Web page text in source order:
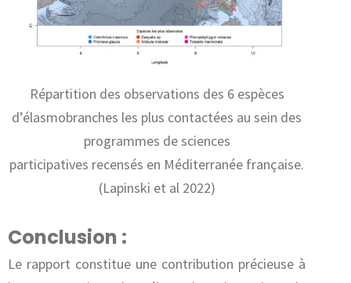
Répartition des observations des 6 espèces
d’élasmobranches les plus contactées au sein des
programmes de sciences
participatives recensés en Méditerranée française.
(Lapinski et al 2022)
Conclusion :
Le rapport constitue une contribution précieuse à